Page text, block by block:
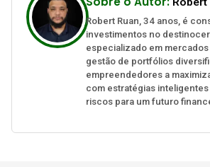
Robert Ruan, 34 anos, é
investimentos no
especializado em
gestão de portfólios
empreendedores a
com estratégias
riscos para um futuro